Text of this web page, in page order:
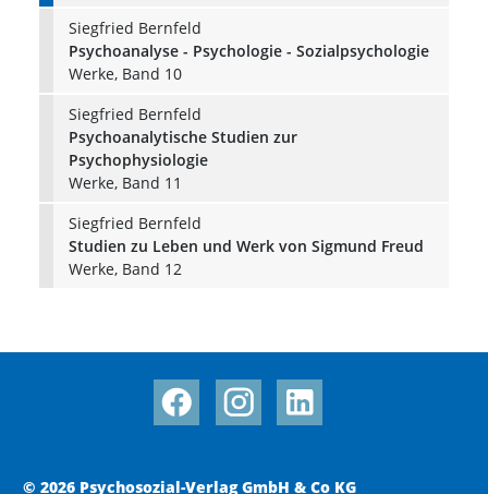
Siegfried Bernfeld
Psychoanalyse - Psychologie - Sozialpsychologie
Werke, Band 10
Siegfried Bernfeld
Psychoanalytische Studien zur
Psychophysiologie
Werke, Band 11
Siegfried Bernfeld
Studien zu Leben und Werk von Sigmund Freud
Werke, Band 12
© 2026 Psychosozial-Verlag GmbH & Co KG